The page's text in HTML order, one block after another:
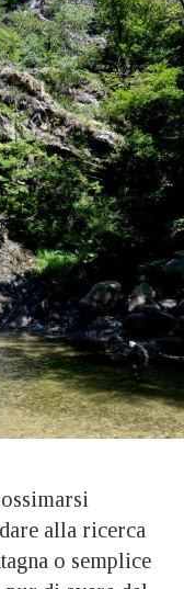
alla ricerca
o semplice